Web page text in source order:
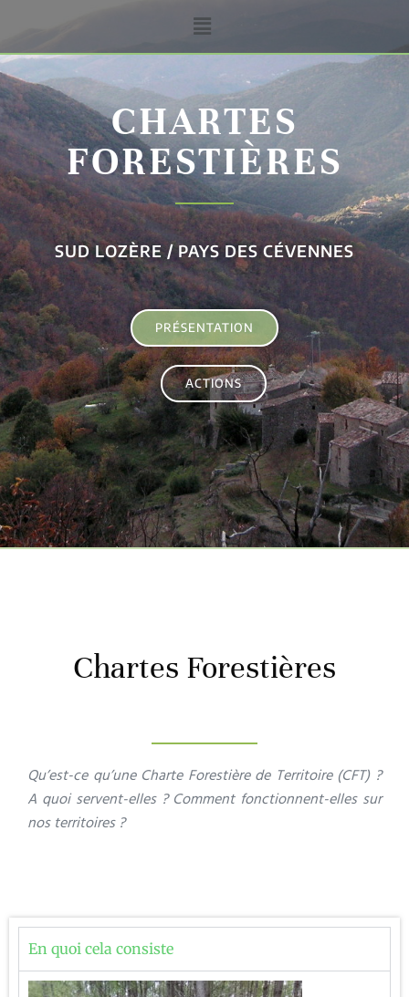
CHARTES
FORESTIÈRES
SUD LOZÈRE / PAYS DES CÉVENNES
PRÉSENTATION
ACTIONS
Chartes Forestières
Qu’est-ce qu’une Charte Forestière de Territoire (CFT) ?
A quoi servent-elles ? Comment fonctionnent-elles sur
nos territoires ?
En quoi cela consiste